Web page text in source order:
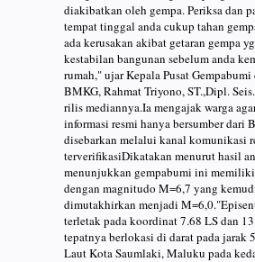
diakibatkan oleh gempa. Periksa dan
tempat tinggal anda cukup tahan
ada kerusakan akibat getaran gempa
kestabilan bangunan sebelum anda
rumah," ujar Kepala Pusat Gempabumi
BMKG, Rahmat Triyono, ST.,Dipl.
rilis mediannya.Ia mengajak warga
informasi resmi hanya bersumber dari
disebarkan melalui kanal komunikasi
terverifikasiDikatakan menurut hasil
menunjukkan gempabumi ini memiliki
dengan magnitudo M=6,7 yang
dimutakhirkan menjadi
terletak pada koordinat 7.68 LS dan
tepatnya berlokasi di darat pada jarak
Laut Kota Saumlaki, Maluku pada